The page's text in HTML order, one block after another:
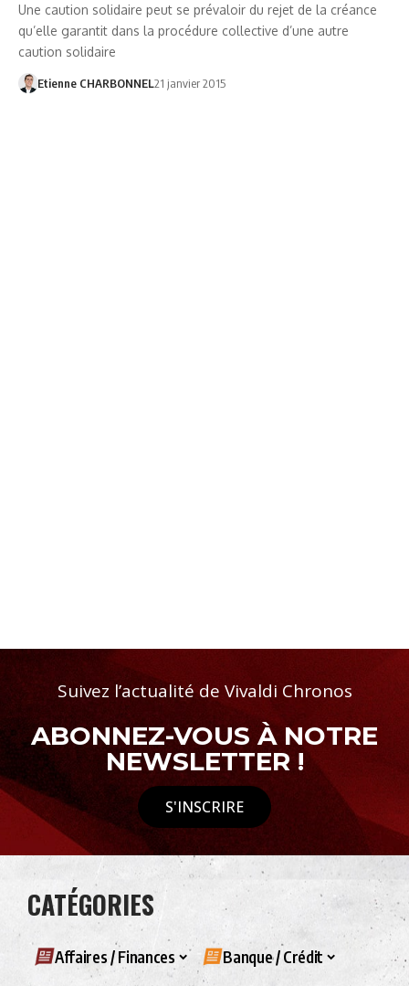
Une caution solidaire peut se prévaloir du rejet de la créance
qu’elle garantit dans la procédure collective d’une autre
caution solidaire
Etienne CHARBONNEL21 janvier 2015
Suivez l’actualité de Vivaldi Chronos
ABONNEZ-VOUS À NOTRE
NEWSLETTER !
S'INSCRIRE
CATÉGORIES
Affaires / Finances Banque / Crédit